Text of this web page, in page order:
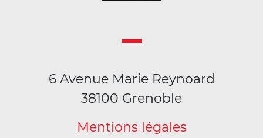
6 Avenue Marie Reynoard
38100 Grenoble
Mentions légales